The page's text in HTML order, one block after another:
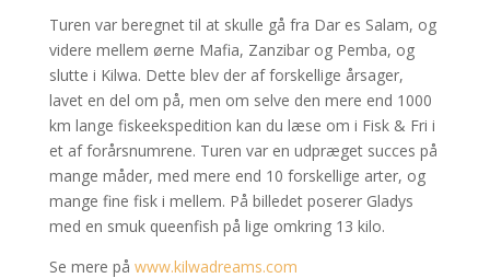
Turen var beregnet til at skulle gå fra Dar es Salam, og
videre mellem øerne Mafia, Zanzibar og Pemba, og
slutte i Kilwa. Dette blev der af forskellige årsager,
lavet en del om på, men om selve den mere end 1000
km lange fiskeekspedition kan du læse om i Fisk & Fri i
et af forårsnumrene. Turen var en udpræget succes på
mange måder, med mere end 10 forskellige arter, og
mange fine fisk i mellem. På billedet poserer Gladys
med en smuk queenfish på lige omkring 13 kilo.
Se mere på www.kilwadreams.com